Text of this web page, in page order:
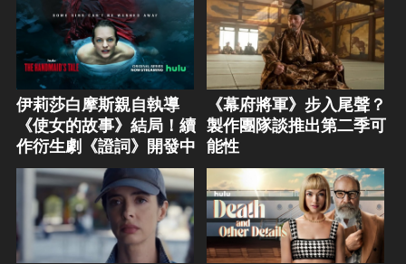
伊莉莎白摩斯親自執導
《使女的故事》結局！續
作衍生劇《證詞》開發中
《幕府將軍》步入尾聲？
製作團隊談推出第二季可
能性